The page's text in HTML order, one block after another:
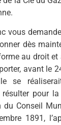
vous
dès
au droit et
avant le
se
pour
Conseil
1891,